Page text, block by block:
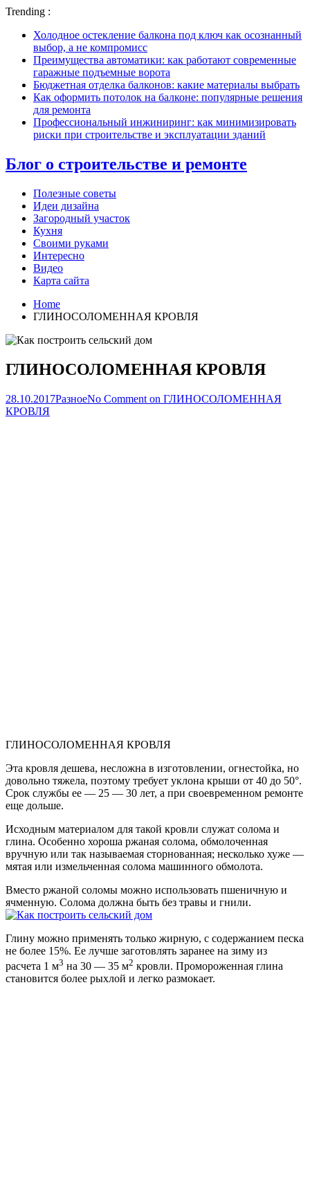
Trending :
Холодное остекление балкона под ключ как осознанный
выбор, а не компромисс
Преимущества автоматики: как работают современные
гаражные подъемные ворота
Бюджетная отделка балконов: какие материалы выбрать
Как оформить потолок на балконе: популярные решения
для ремонта
Профессиональный инжиниринг: как минимизировать
риски при строительстве и эксплуатации зданий
Блог о строительстве и ремонте
Полезные советы
Идеи дизайна
Загородный участок
Кухня
Своими руками
Интересно
Видео
Карта сайта
Home
ГЛИНОСОЛОМЕННАЯ КРОВЛЯ
ГЛИНОСОЛОМЕННАЯ КРОВЛЯ
28.10.2017РазноеNo Comment on ГЛИНОСОЛОМЕННАЯ
КРОВЛЯ
ГЛИНОСОЛОМЕННАЯ КРОВЛЯ
Эта кровля дешева, несложна в изготовлении, огнестойка, но
довольно тяжела, поэтому требует уклона крыши от 40 до 50°.
Срок службы ее — 25 — 30 лет, а при своевременном ремонте
еще дольше.
Исходным материалом для такой кровли служат солома и
глина. Особенно хороша ржаная солома, обмолоченная
вручную или так называемая сторнованная; несколько хуже —
мятая или измельченная солома машинного обмолота.
Вместо ржаной соломы можно использовать пшеничную и
ячменную. Солома должна быть без травы и гнили.
Глину можно применять только жирную, с содержанием песка
не более 15%. Ее лучше заготовлять заранее на зиму из
расчета 1 м3 на 30 — 35 м2 кровли. Промороженная глина
становится более рыхлой и легко размокает.